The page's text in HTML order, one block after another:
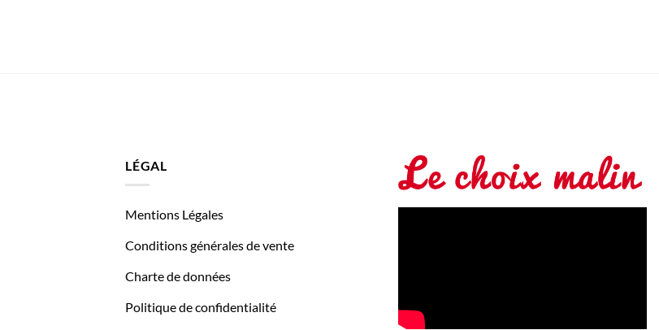
LÉGAL
Mentions Légales
Conditions générales de vente
Charte de données
Politique de confidentialité